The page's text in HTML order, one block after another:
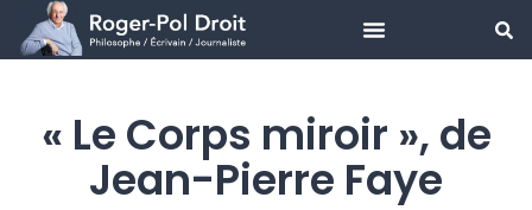
Aller
contenu
« Le Corps miroir », de
Jean-Pierre Faye